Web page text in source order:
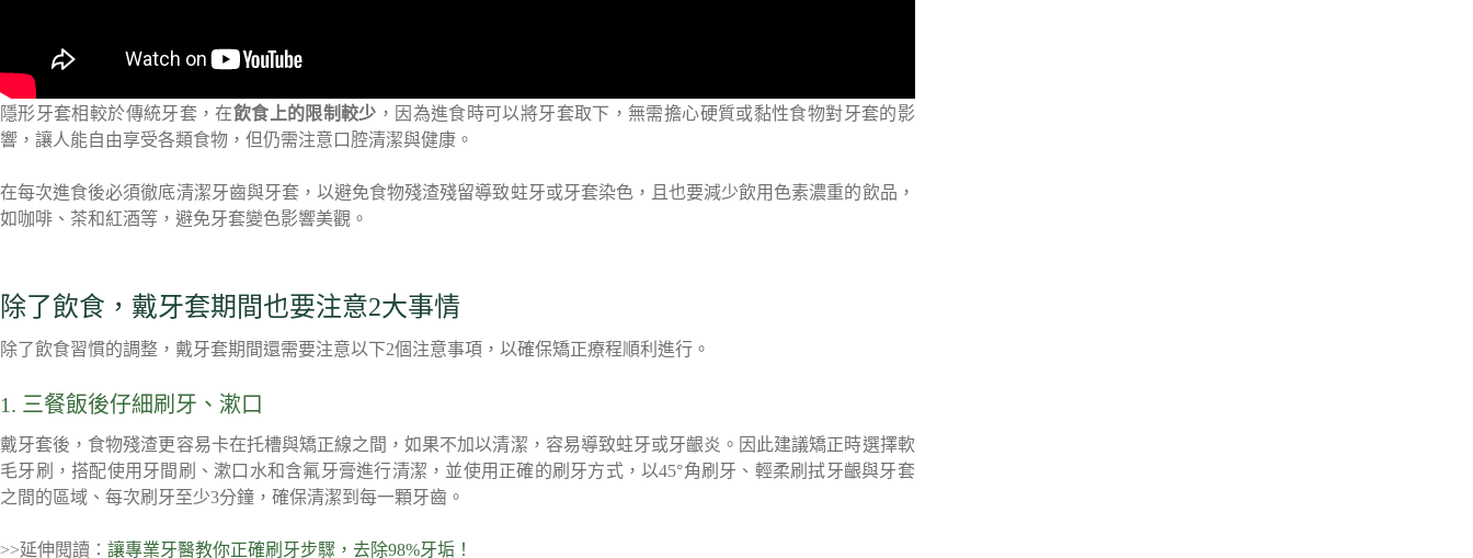
隱形牙套相較於傳統牙套，在飲食上的限制較少 ，因為進食時可以將牙套取下，無需擔心硬質或黏性食物對牙套的影
響，讓人能自由享受各類食物，但仍需注意口腔清潔與健康。
在每次進食後必須徹底清潔牙齒與牙套，以避免食物殘渣殘留導致蛀牙或牙套染色，且也要減少飲用色素濃重的飲品，
如咖啡、茶和紅酒等，避免牙套變色影響美觀。
除了飲食，戴牙套期間也要注意2大事情
除了飲食習慣的調整，戴牙套期間還需要注意以下2個注意事項，以確保矯正療程順利進行。
1. 三餐飯後仔細刷牙、漱口
戴牙套後，食物殘渣更容易卡在托槽與矯正線之間，如果不加以清潔，容易導致蛀牙或牙齦炎。因此建議矯正時選擇軟
毛牙刷，搭配使用牙間刷、漱口水和含氟牙膏進行清潔，並使用正確的刷牙方式，以45°角刷牙、輕柔刷拭牙齦與牙套
之間的區域、每次刷牙至少3分鐘，確保清潔到每一顆牙齒。
>>延伸閱讀： 讓專業牙醫教你正確刷牙步驟，去除98%牙垢！